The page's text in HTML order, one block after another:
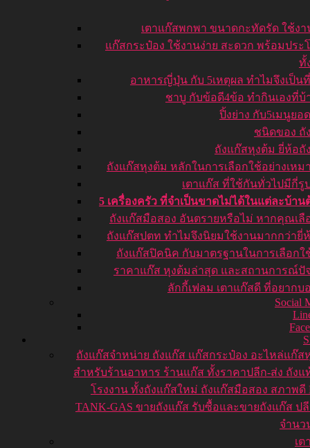
เตาแก๊สพกพา ขนาดกะทัดรัด ใช้งา
แก๊สกระป๋อง ใช้งานง่าย สะดวก พร้อมประ
ทั้
อาหารญี่ปุ่น กับ 5เหตุผล ทำไมจึงเป็น
ชาบู กับข้อดี4ข้อ ทำกินเองที่บ้
ปิ้งย่าง กับ5เมนูยอ
ชนิดของ ถั
ถังแก๊สหุงต้ม ยี่ห้อถั
ถังแก๊สหุงต้ม หลักในการเลือกใช้อย่างเหม
เตาแก๊ส ที่ใช้กันทั่วไปมีกี่รู
5 เครื่องครัว ที่จำเป็นขาดไม่ได้ในแต่ละบ้าน
ถังแก๊สมือสอง อันตรายหรือไม่ หากคุณเลื
ถังแก๊สปตท ทำไมจึงนิยมใช้งานมากกว่ายี่
ถังแก๊สปิคนิค กับมาตรฐานในการเลือกใ
ราคาแก๊ส หุงต้มล่าสุด และสถานการณ์ปั
ลักกี้เฟลม เตาแก๊สดี ที่อยากบ
Social
ถังแก๊สจำหน่าย ถังแก๊ส แก๊สกระป๋อง อะไหล่แก๊ส
สำหรับร้านอาหาร ร้านแก๊ส ทั้งราคาปลีก-ส่ง ถังแ
โรงงาน ทั้งถังแก๊สใหม่ ถังแก๊สมือสอง สภาพดี
TANK-GAS ขายถังแก๊ส รับซื้อและขายถังแก๊ส ป
จำน
เต